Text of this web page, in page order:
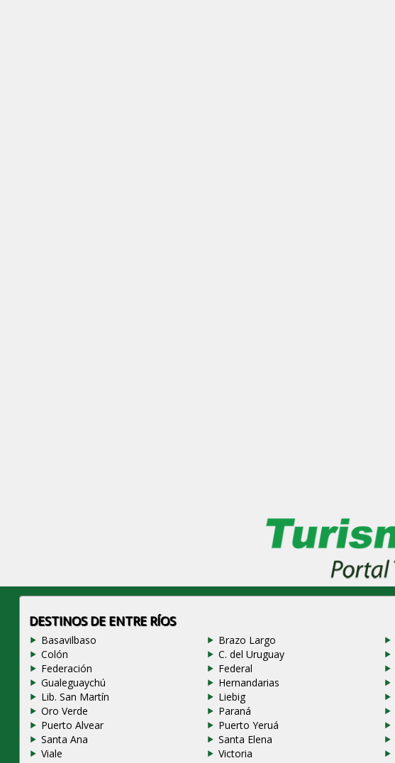
DESTINOS DE ENTRE RÍOS
Basavilbaso Brazo Largo
Colón
C. del Uruguay
Federación
Federal
Gualeguaychú
Hernandarias
Lib. San Martín
Liebig
Oro Verde
Paraná
Puerto Alvear
Puerto Yeruá
Santa Ana
Santa Elena
Viale
Victoria